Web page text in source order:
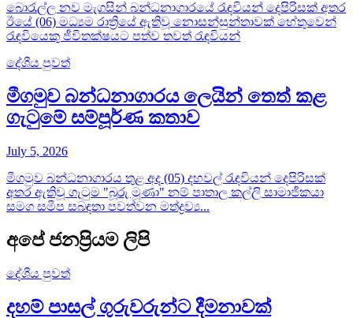
බොරැල්ල නව මැගසින් බන්ධනාගාරයේ රැඳවියන් දෙපිරිසක් අතර
ඊයේ (06) මධ්‍යම රාත්‍රියේ ඇතිවූ නොසන්සුන්තාවක් හේතුවෙන්
රැඳවියෙකු ජීවිතක්ෂයට පත්ව තවත් රැඳවියන්
දේශීය පුවත්
මීගමුව බන්ධනාගාරය ලෙයින් තෙත් කළ
ගැටුමේ සම්පූර්ණ කතාව
July 5, 2026
මීගමුව බන්ධනාගාරය තුළ අද (05) දහවල් රැඳවියන් දෙපිරිසක්
අතර ඇතිවූ ගැටුම "බූරු මූණා" නම් පාතාල කල්ලි සාමාජිකයා
සමග සමීප සබඳතා පවත්වන මත්ද්‍රව්‍ය...
අපේ ජනප්‍රියම ලිපි
දේශීය පුවත්
දහම් පාසල් ගුරුවරුන්ට දීමනාවක්